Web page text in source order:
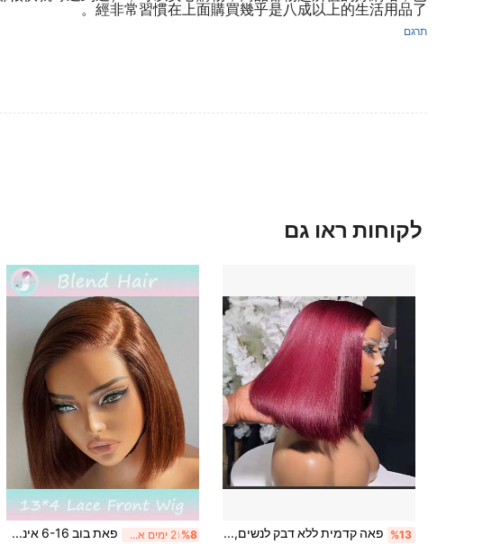
經非常習慣在上面購買幾乎是八成以上的生活用品了。
תרגם
לקוחות ראו גם
%13 פאה קדמית ללא דבק לנשים, פאה בוב קצרה בצפיפות 200% איכות שיער ברזילאי, 13x4 99J בורגונדי ישרה לחלוטין HD תחרה קדמית, 13*4 מאוזן לאוזן חלוקה חופשית, לשימוש יומיומי, מולחטת מראש עם שיער תינוק מראה טבעי סיב עמיד לחום פאה סינתטית %8 2 ימים אחרונים
פאת בוב 6-16 אינץ' שיער טבעי מעורב 13X4 פרונטאלית פאת בוב פאות תחרה קדמית שיער טבעי לנשים 180% צפיפות פאות בוב קצרות מראש מרוטות עם קו שיער תינוקות צבע טבעי (פאות מעורבות - תערובת של שיער טבעי מעורב וסינתטי)